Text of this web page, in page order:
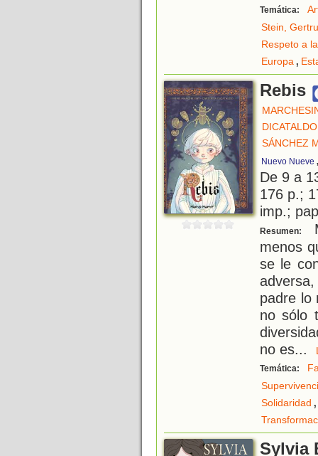
Temática:
Stein,
Respeto a
Europa,
Rebis
SÁNCHEZ
Nuevo Nueve
De 9 a
176 p.;
imp.;
Resumen:
menos
se le
padre lo
no sólo
no es...
Temática:
Solidaridad ,
Sylvia